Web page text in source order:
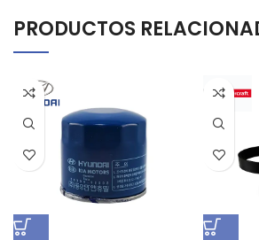
PRODUCTOS